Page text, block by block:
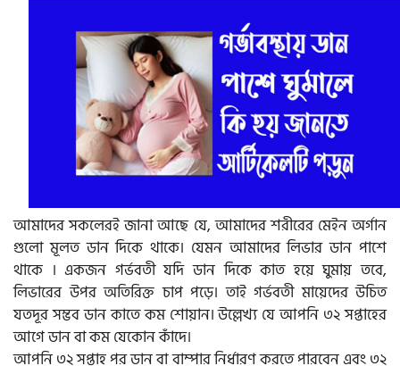
আমাদের সকলেরই জানা আছে যে, আমাদের শরীরের মেইন অর্গান
গুলো মূলত ডান দিকে থাকে। যেমন আমাদের লিভার ডান পাশে
থাকে । একজন গর্ভবতী যদি ডান দিকে কাত হয়ে ঘুমায় তবে,
লিভারের উপর অতিরিক্ত চাপ পড়ে। তাই গর্ভবতী মায়েদের উচিত
যতদূর সম্ভব ডান কাতে কম শোয়ান। উল্লেখ্য যে আপনি ৩২ সপ্তাহের
আগে ডান বা কম যেকোন কাঁদে।
আপনি ৩২ সপ্তাহ পর ডান বা বাম্পার নির্ধারণ করতে পারবেন এবং ৩২